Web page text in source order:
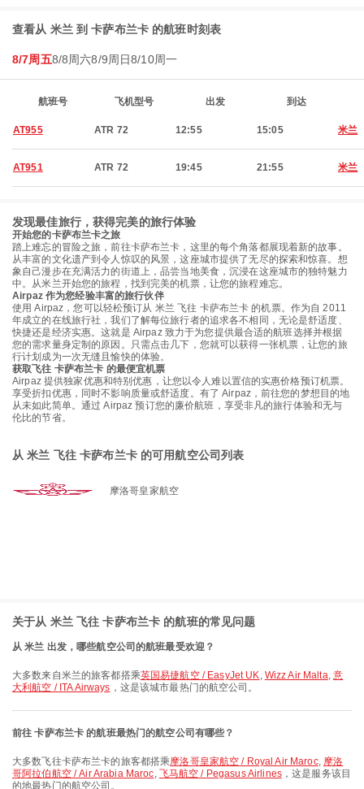
查看从 米兰 到 卡萨布兰卡 的航班时刻表
8/7周五8/8周六8/9周日8/10周一
航班号 飞机型号 出发 到达
AT955 ATR 72 12:55 15:05 米兰
AT951 ATR 72 19:45 21:55 米兰
发现最佳旅行，获得完美的旅行体验
开始您的卡萨布兰卡之旅
踏上难忘的冒险之旅，前往卡萨布兰卡，这里的每个角落都展现着新的故事。
从丰富的文化遗产到令人惊叹的风景，这座城市提供了无尽的探索和惊喜。想
象自己漫步在充满活力的街道上，品尝当地美食，沉浸在这座城市的独特魅力
中。从米兰开始您的旅程，找到完美的机票，让您的旅程难忘。
Airpaz 作为您经验丰富的旅行伙伴
使用 Airpaz，您可以轻松预订从 米兰 飞往 卡萨布兰卡 的机票。作为自 2011
年成立的在线旅行社，我们了解每位旅行者的追求各不相同，无论是舒适度、
快捷还是经济实惠。这就是 Airpaz 致力于为您提供最合适的航班选择并根据
您的需求量身定制的原因。只需点击几下，您就可以获得一张机票，让您的旅
行计划成为一次无缝且愉快的体验。
获取飞往 卡萨布兰卡 的最便宜机票
Airpaz 提供独家优惠和特别优惠，让您以令人难以置信的实惠价格预订机票。
享受折扣优惠，同时不影响质量或舒适度。有了 Airpaz，前往您的梦想目的地
从未如此简单。通过 Airpaz 预订您的廉价航班，享受非凡的旅行体验和无与
伦比的节省。
从 米兰 飞往 卡萨布兰卡 的可用航空公司列表
摩洛哥皇家航空
关于从 米兰 飞往 卡萨布兰卡 的航班的常见问题
从 米兰 出发，哪些航空公司的航班最受欢迎？
大多数来自米兰的旅客都搭乘英国易捷航空 / EasyJet UK, Wizz Air Malta,意
大利航空 / ITA Airways ，这是该城市最热门的航空公司。
前往 卡萨布兰卡 的航班最热门的航空公司有哪些？
大多数飞往卡萨布兰卡的旅客都搭乘摩洛哥皇家航空 / Royal Air Maroc, 摩洛
哥阿拉伯航空 / Air Arabia Maroc, 飞马航空 / Pegasus Airlines ，这是服务该目
的地最热门的航空公司。